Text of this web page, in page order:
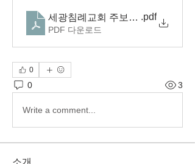
세광침례교회 주보(23.02.12)
.pdf
PDF 다운로드
0
0 3
Write a comment...
소개